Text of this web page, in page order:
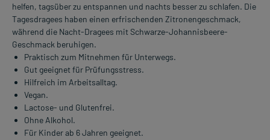
helfen, tagsüber zu entspannen und nachts besser zu schlafen. Die
Tagesdragees haben einen erfrischenden Zitronengeschmack,
während die Nacht-Dragees mit Schwarze-Johannisbeere-
Geschmack beruhigen.
Praktisch zum Mitnehmen für Unterwegs.
Gut geeignet für Prüfungsstress.
Hilfreich im Arbeitsalltag.
Vegan.
Lactose- und Glutenfrei.
Ohne Alkohol.
Für Kinder ab 6 Jahren geeignet.